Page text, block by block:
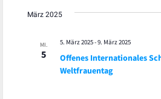
März 2025
MI.
5
Offenes Internationales
Weltfrauentag
5. März 2025-9. März 2025